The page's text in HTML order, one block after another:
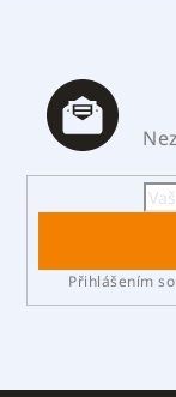
Přihlášením